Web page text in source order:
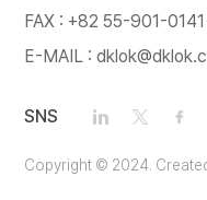
FAX : +82 55-901-
E-MAIL :
Copyright © 2024.
SNS